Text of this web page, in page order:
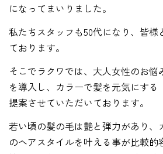
になってまいりました。
私たちスタッフも50代になり、皆様
ております。
そこでラクワでは、大人女性のお悩
を導入し、カラーで髪を元気にす
提案させていただいております。
若い頃の髪の毛は艶と弾力があり、
のヘアスタイルを叶える事が比較的